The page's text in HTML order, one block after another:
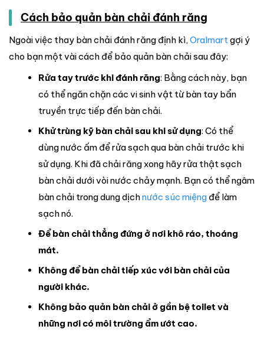
Cách bảo quản bàn chải đánh răng
Ngoài việc thay bàn chải đánh răng định kì, Oralmartgợi ý
cho bạn một vài cách để bảo quản bàn chải sau đây:
Rửa tay trước khi đánh răng: Bằng cách này, bạn
có thể ngăn chặn các vi sinh vật từ bàn tay bẩn
truyền trực tiếp đến bàn chải.
Khử trùng kỹ bàn chải sau khi sử dụng: Có thể
dùng nước ấm để rửa sạch qua bàn chải trước khi
sử dụng. Khi đã chải răng xong hãy rửa thật sạch
bàn chải dưới vòi nước chảy mạnh. Bạn có thể ngâm
bàn chải trong dung dịchnước súc miệngđể làm
sạch nó.
Để bàn chải thẳng đứng ở nơi khô ráo, thoáng
mát.
Không để bàn chải tiếp xúc với bàn chải của
người khác.
Không bảo quản bàn chải ở gần bệ toilet và
những nơi có môi trường ẩm ướt cao.